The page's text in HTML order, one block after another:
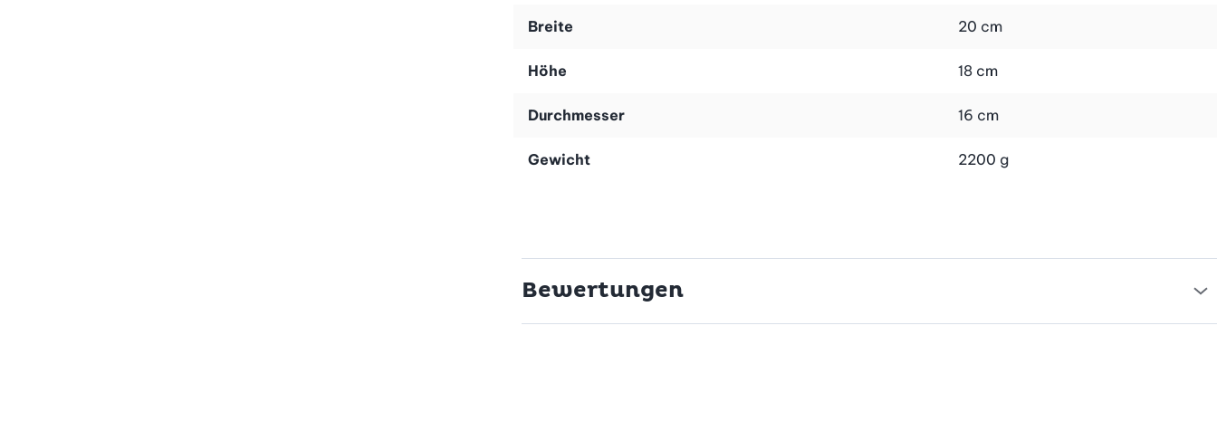
im Gefrierschrank aufbewahrt oder in der Spülmaschine gereinigt werden. So kombinierst du langlebige Qualität mit unkomplizierter Pflege – und hast lange Freude an
Breite 20 cm
Höhe 18 cm
Durchmesser 16 cm
Gewicht 2200 g
Bewertungen